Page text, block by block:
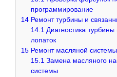
программирование
14 Ремонт турбины и
14.1 Диагностика
лопаток
15 Ремонт масляной системы
15.1 Замена масляного
системы